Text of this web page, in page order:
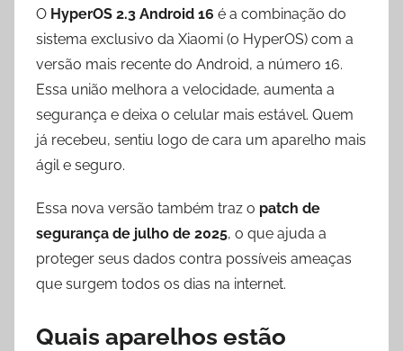
O HyperOS 2.3 Android 16 é a combinação do
sistema exclusivo da Xiaomi (o HyperOS) com a
versão mais recente do Android, a número 16.
Essa união melhora a velocidade, aumenta a
segurança e deixa o celular mais estável. Quem
já recebeu, sentiu logo de cara um aparelho mais
ágil e seguro.
Essa nova versão também traz o patch de
segurança de julho de 2025, o que ajuda a
proteger seus dados contra possíveis ameaças
que surgem todos os dias na internet.
Quais aparelhos estão